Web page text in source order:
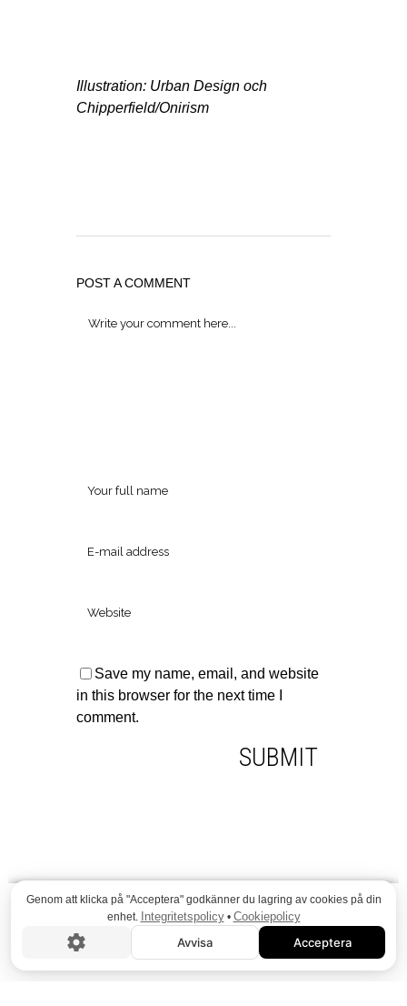
Illustration: Urban Design och
Chipperfield/Onirism
POST A COMMENT
Save my name, email, and website
in this browser for the next time I
comment.
Genom att klicka på "Acceptera" godkänner du lagring av cookies på din
enhet. Integritetspolicy• Cookiepolicy
Avvisa Acceptera